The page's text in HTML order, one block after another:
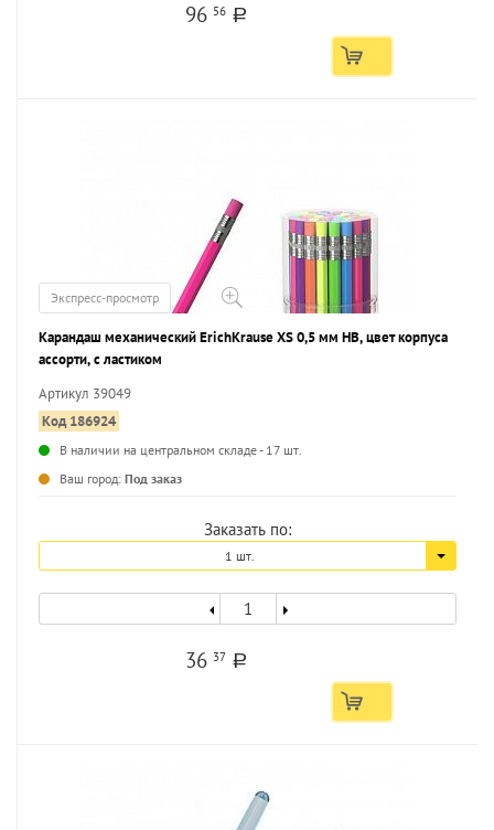
96 56 a
Экспресс-просмотр
Карандаш механический ErichKrause XS 0,5 мм НВ, цвет корпуса
ассорти, с ластиком
Артикул 39049
Код 186924
В наличии на центральном складе - 17 шт.
Ваш город: Под заказ
Заказать по:
1 шт.
36 37 a